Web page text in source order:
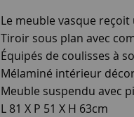
Le meuble vasque
Tiroir sous plan avec
Équipés de coulisses à
Mélaminé intérieur
Meuble suspendu avec
L 81 X P 51 X H 63cm